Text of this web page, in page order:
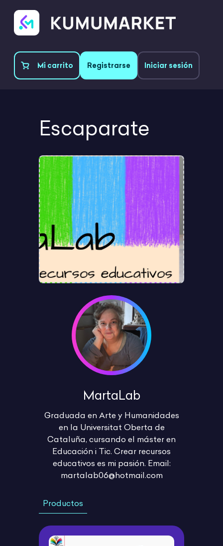
Mi carrito Registrarse Iniciar sesión
Escaparate
MartaLab
Graduada en Arte y Humanidades
en la Universitat Oberta de
Cataluña, cursando el máster en
Educación i Tic. Crear recursos
educativos es mi pasión. Email:
martalab06@hotmail.com
Productos